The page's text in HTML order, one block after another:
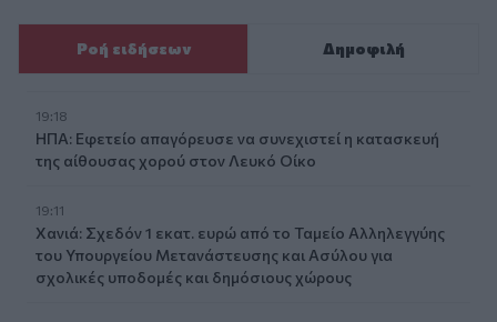
Ροή ειδήσεων Δημοφιλή
19:18
ΗΠΑ: Εφετείο απαγόρευσε να συνεχιστεί η κατασκευή
της αίθουσας χορού στον Λευκό Οίκο
19:11
Χανιά: Σχεδόν 1 εκατ. ευρώ από το Ταμείο Αλληλεγγύης
του Υπουργείου Μετανάστευσης και Ασύλου για
σχολικές υποδομές και δημόσιους χώρους